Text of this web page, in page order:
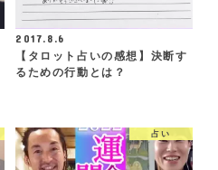
2017.8.6
【タロット占いの感想】決断す
るための行動とは？
占い